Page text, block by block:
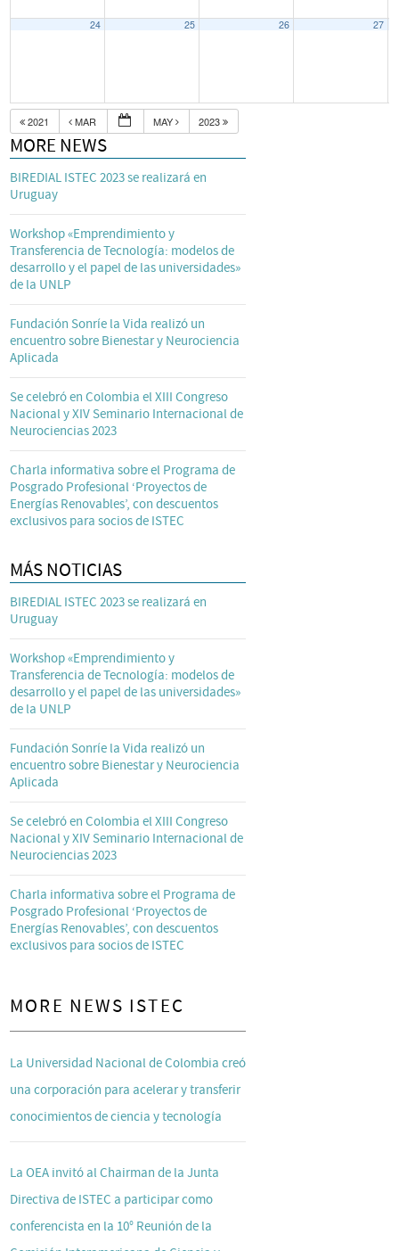
24 25 26 27
2021 MAR MAY 2023
MORE NEWS
BIREDIAL ISTEC 2023 se realizará en
Uruguay
Workshop «Emprendimiento y
Transferencia de Tecnología: modelos de
desarrollo y el papel de las universidades»
de la UNLP
Fundación Sonríe la Vida realizó un
encuentro sobre Bienestar y Neurociencia
Aplicada
Se celebró en Colombia el XIII Congreso
Nacional y XIV Seminario Internacional de
Neurociencias 2023
Charla informativa sobre el Programa de
Posgrado Profesional ‘Proyectos de
Energías Renovables’, con descuentos
exclusivos para socios de ISTEC
MÁS NOTICIAS
BIREDIAL ISTEC 2023 se realizará en
Uruguay
Workshop «Emprendimiento y
Transferencia de Tecnología: modelos de
desarrollo y el papel de las universidades»
de la UNLP
Fundación Sonríe la Vida realizó un
encuentro sobre Bienestar y Neurociencia
Aplicada
Se celebró en Colombia el XIII Congreso
Nacional y XIV Seminario Internacional de
Neurociencias 2023
Charla informativa sobre el Programa de
Posgrado Profesional ‘Proyectos de
Energías Renovables’, con descuentos
exclusivos para socios de ISTEC
MORE NEWS ISTEC
La Universidad Nacional de Colombia creó
una corporación para acelerar y transferir
conocimientos de ciencia y tecnología
La OEA invitó al Chairman de la Junta
Directiva de ISTEC a participar como
conferencista en la 10° Reunión de la